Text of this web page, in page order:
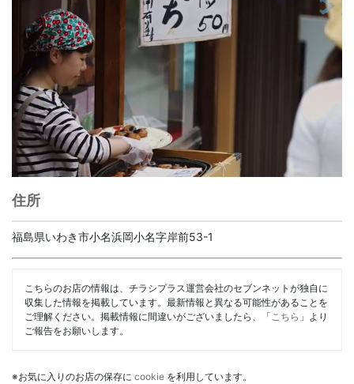
住所
福島県いわき市小名浜岡小名字岸前53-1
こちらのお店の情報は、チラシプラス運営会社のセブンネットが独自に
収集した情報を掲載しています。最新情報と異なる可能性があることを
ご理解ください。掲載情報に間違いがございましたら、「 こちら 」より
ご報告をお願いします。
※お気に入りのお店の保存に cookie を利用しています。